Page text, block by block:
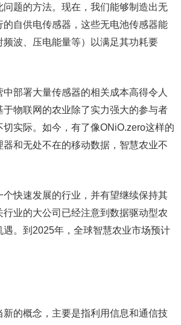
问题的方法。现在，我们能够制造出无
的自供电传感器，这些无电池传感器能
频波、压电能量等）以满足其功耗要
部署大量传感器的相关成本高得令人
于物联网的农业除了实力强大的参与者
切实际。如今，有了像ONiO.zero这样的
和无处不在的移动数据，智慧农业不
个快速发展的行业，并有望继续保持其
行业的大公司已经注意到数据驱动型农
遇。到2025年，全球智慧农业市场预计
新的概念，主要是指利用信息和通信技